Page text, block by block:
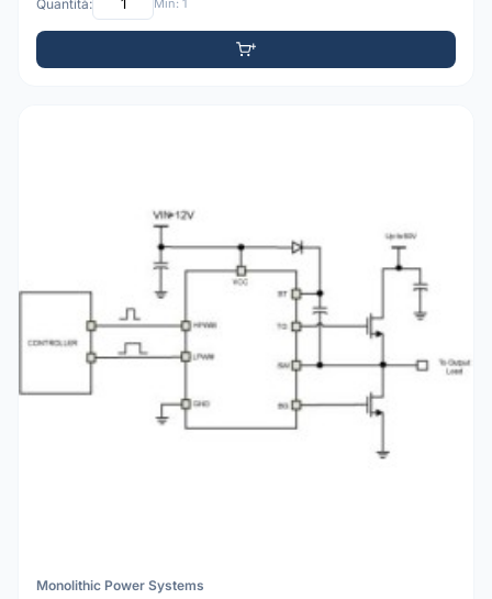
Quantità: Min: 1
Monolithic Power Systems